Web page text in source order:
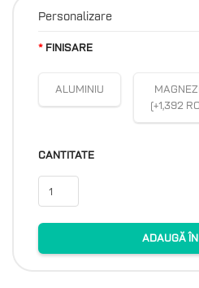
Personalizare
FINISARE
ALUMINIU
(+1,392
CANTITATE
ADAUGĂ